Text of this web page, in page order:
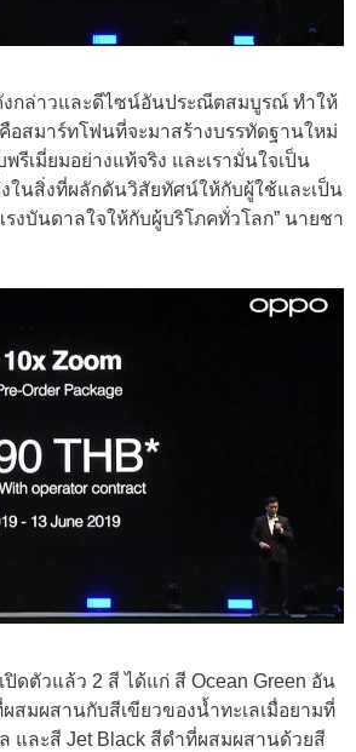
งกล่าวและดีไซน์อันประณีตสมบูรณ์ ทำให้
อสมาร์ทโฟนที่จะมาสร้างบรรทัดฐานใหม่
รีเมี่ยมอย่างแท้จริง และเรามั่นใจเป็น
ในสิ่งที่ผลักดันวิสัยทัศน์ให้กับผู้ใช้และเป็น
รงบันดาลใจให้กับผู้บริโภคทั่วโลก” นายชา
ปิดตัวแล้ว 2 สี ได้แก่ สี Ocean Green อัน
สมผสานกับสีเขียวของน้ำทะเลเมื่อยามที่
และสี Jet Black สีดำที่ผสมผสานด้วยสี